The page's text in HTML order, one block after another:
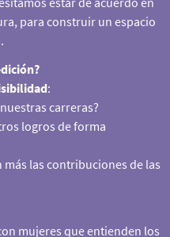
para construir un espacio
:
carreras?
logros de forma
más las contribuciones de las
mujeres que entienden los